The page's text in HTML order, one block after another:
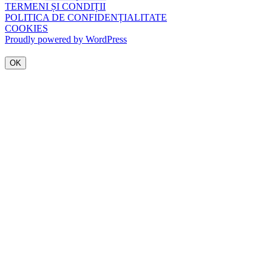
TERMENI ȘI CONDIȚII
POLITICA DE CONFIDENȚIALITATE
COOKIES
Proudly powered by WordPress
OK